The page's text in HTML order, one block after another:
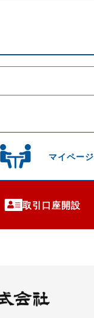
マイページ
取引口座開設